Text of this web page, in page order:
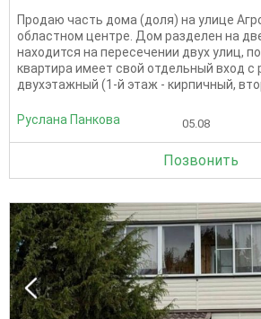
Продаю часть дома (доля) на улице
областном центре. Дом разделен на
находится на пересечении двух улиц,
квартира имеет свой отдельный вход с
двухэтажный (1-й этаж - кирпичный,
Руслана Панкова 05.08
Позвонить